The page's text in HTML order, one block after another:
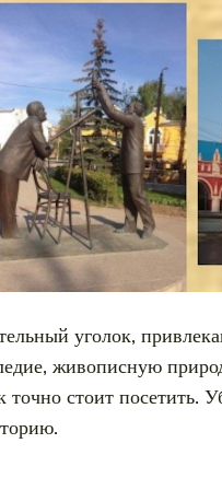
уголок,
живописную
стоит посетить.